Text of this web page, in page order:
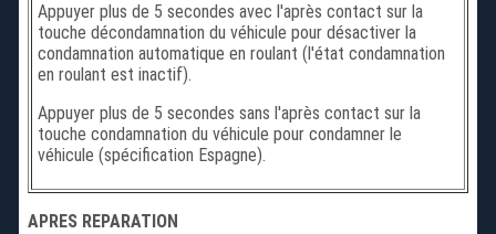
Appuyer plus de 5 secondes avec l'après contact sur la
touche décondamnation du véhicule pour désactiver la
condamnation automatique en roulant (l'état condamnation
en roulant est inactif).
Appuyer plus de 5 secondes sans l'après contact sur la
touche condamnation du véhicule pour condamner le
véhicule (spécification Espagne).
APRES REPARATION